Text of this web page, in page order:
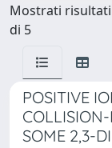
Mostrati risultati
di 5
POSITIVE
SOME 2,3-